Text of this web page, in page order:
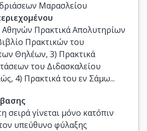
Μαρασλείου
Αθηνών Πρακτικά Απολυτηρίων
Πρακτικών του
Θηλέων, 3) Πρακτικά
του Διδασκαλείου
4) Πρακτικά του εν Σάμω...
σειρά γίνεται μόνο κατόπιν
υπεύθυνο φύλαξης